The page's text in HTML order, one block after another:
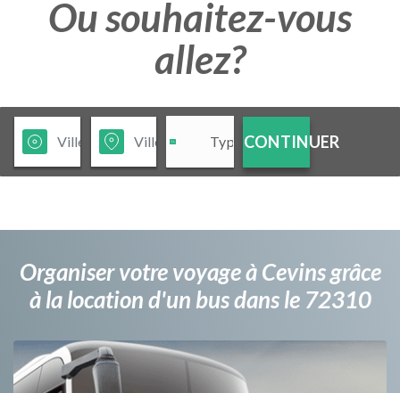
Ou souhaitez-vous
allez?
CONTINUER
Organiser votre voyage à Cevins grâce
à la location d'un bus dans le 72310